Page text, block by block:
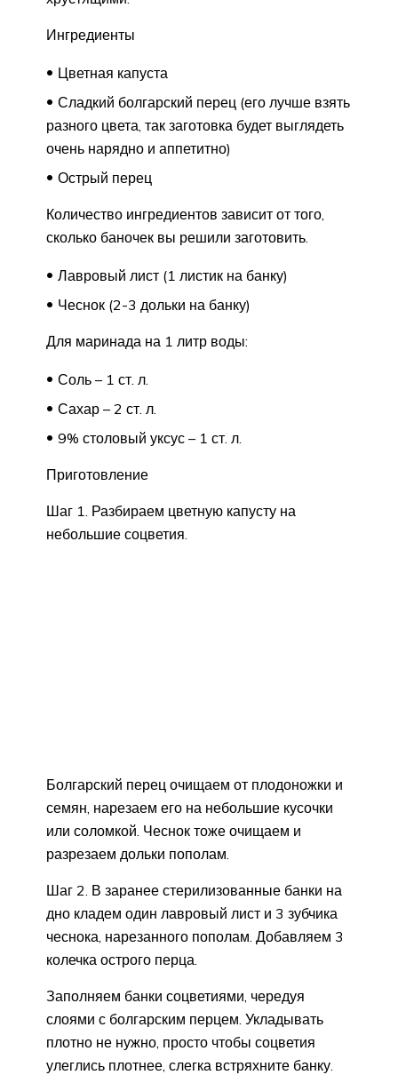
Ингредиенты
Цветная капуста
Сладкий болгарский перец (его лучше взять
разного цвета, так заготовка будет выглядеть
очень нарядно и аппетитно)
Острый перец
Количество ингредиентов зависит от того,
сколько баночек вы решили заготовить.
Лавровый лист (1 листик на банку)
Чеснок (2-3 дольки на банку)
Для маринада на 1 литр воды:
Соль – 1 ст. л.
Сахар – 2 ст. л.
9% столовый уксус – 1 ст. л.
Приготовление
Шаг 1. Разбираем цветную капусту на
небольшие соцветия.
Болгарский перец очищаем от плодоножки и
семян, нарезаем его на небольшие кусочки
или соломкой. Чеснок тоже очищаем и
разрезаем дольки пополам.
Шаг 2. В заранее стерилизованные банки на
дно кладем один лавровый лист и 3 зубчика
чеснока, нарезанного пополам. Добавляем 3
колечка острого перца.
Заполняем банки соцветиями, чередуя
слоями с болгарским перцем. Укладывать
плотно не нужно, просто чтобы соцветия
улеглись плотнее, слегка встряхните банку.